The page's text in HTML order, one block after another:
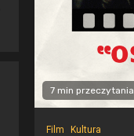
7 min przeczytania
Film Kultura